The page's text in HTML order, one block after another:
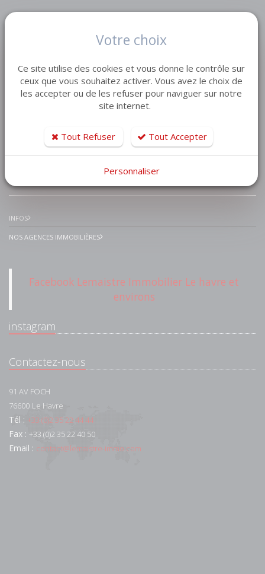
VENTE TERRAIN
VENTE IMMEUBLE
INFOS
NOS AGENCES IMMOBILIÈRES
Facebook Lemaistre Immobilier Le havre et
environs
instagram
Contactez-nous
91 AV FOCH
76600 Le Havre
Tél : +33 (0)2 35 22 44 44
Fax : +33 (0)2 35 22 40 50
Email : contact@lemaistre-immo.com
Votre choix
Ce site utilise des cookies et vous donne le contrôle sur
ceux que vous souhaitez activer. Vous avez le choix de
les accepter ou de les refuser pour naviguer sur notre
site internet.
Tout Refuser Tout Accepter
Personnaliser